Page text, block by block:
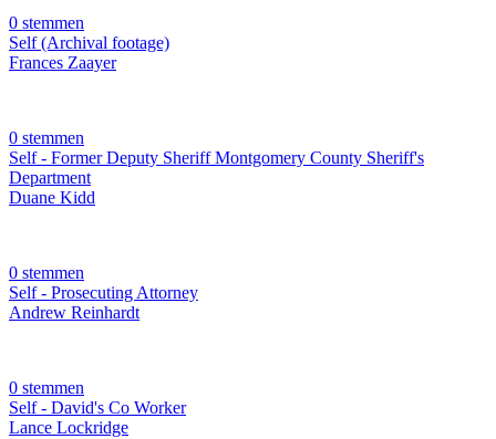
0 stemmen
Self (Archival footage)
Frances Zaayer
0 stemmen
Self - Former Deputy Sheriff Montgomery County Sheriff's
Department
Duane Kidd
0 stemmen
Self - Prosecuting Attorney
Andrew Reinhardt
0 stemmen
Self - David's Co Worker
Lance Lockridge